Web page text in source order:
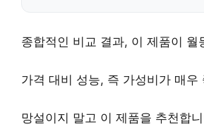
종합적인 비교 결과, 이 제품이 월
가격 대비 성능, 즉 가성비가 매우
망설이지 말고 이 제품을 추천합